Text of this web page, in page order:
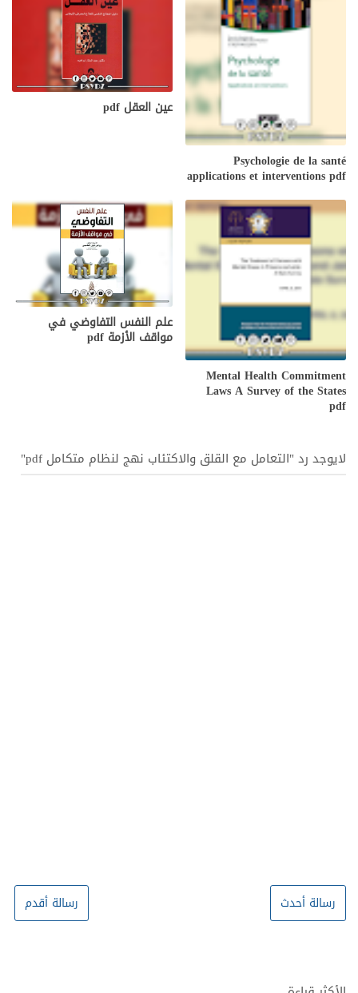
Psychologie de la santé
applications et interventions pdf
عين العقل pdf
Mental Health Commitment
Laws A Survey of the States
pdf
علم النفس التفاوضي في
مواقف الأزمة pdf
لايوجد رد "التعامل مع القلق والاكتئاب نهج لنظام متكامل pdf"
رسالة أحدث رسالة أقدم